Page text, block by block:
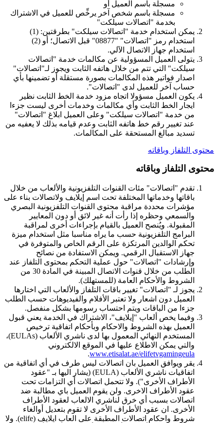
مسجلة باسم العميل أو
مسجلة باسم شخص آخر يرخِّص للعميل في الاشتراك
بخدمة "اتصالات سيلكت"
يمكن استخدام خدمة "اتصالات سيلكت" بطرقتين: (1)
استخدام رمز "اتصالات" "08877" قبل الاتصال؛ أو (2)
استخدام جهاز الاتصال الآلي.
يتولى العميل المسؤولية عن مكالمات خدمة "اتصالات
سيلكت" التي تتم من خلال هاتفه الثابت ويجوز لـ"اتصالات"
اصدار فواتير هذه المكالمات بصورة مستقلة أو تضمينها بأي
حساب آخر للعميل لدى "اتصالات".
يكون العميل مسؤولا اتجاه مزود خدمة الخط الثابت نظير
ايجار الخط الثابت وأي مكالمات وخدمات أخرى ليست جزءا
من خدمة "اتصالات سيلكت" وعلى العميل ابلاغ "اتصالات"
عند تغيير رقم خط هاتفه الثابت وعدم قيامه بذلك لا يعفيه من
تسديد مبالغ المستحقة على المكالمات.
محتوى التلفاز وباقاته
محتوى التلفاز وباقاته
تقدم "اتصالات" مئات القنوات التلفزيونية والألعاب من خلال
باقاتها وخدماتها المختلفة تحت اسم إيلايف ولاتصالات بناء على
مؤشرات محددة مراقبة محتوى القنوات التلفزيونية البصري
والسمعي وحظره إذا رأت أنه غير لائق أو دون المعايير
المقبولة. ويُنصح العميل بالقيام بإجراءات أخرى لمراقبة
البرامج التلفزيونية حسب ما يراه مناسبا مثل استخدام ميزة
تحكم الوالدين المرتكزة على الرقم الخاص والمتوفرة في
جهاز الاستقبال الرقمي. ويمكن الاستفادة من نصائح
وإرشادات "اتصالات" حول عملية التحكم بمحتوى التلفاز عند
الطلب من خلال قنوات الاتصال المبينة في المادة 30 من
الشروط والأحكام العامة (للمستهلك).
يجوز لـ "اتصالات" تغيير باقات التلفاز والألعاب التي اختارها
العميل دون اشعار ولا تعتبر الأفلام والفيديوهات حسب الطلب
جزءا من الباقات ويتم احتساب رسومها بشكل منفصل.
وفيما يخص ألعاب "إيلايف"، الاشتراك في الخدمة يعني قبول
العميل بهذه الشروط والاحكام وبأحكام اتفاقية ترخيص
المستخدم النهائي المعمول بها لدى ناشري الألعاب (EULAs)،
والتي يمكن الاطلاع عليها في الموقع الالكتروني
www.etisalat.ae/elifetvgamingeula
.
يقر ويوافق العميل بان اتصالات ليس طرف في أي اتفاقية من
اتفاقيات ناشري الألعاب (EULA) (يشار اليها بـ "عقود
الأطراف الأخرى"). ولا تتحمل اتصالات أي التزامات تحت
عقود الأطراف الاخرى. ولن يقوم العميل باي مطالبة ضد
اتصالات بسبب أي خرق لناشري الالعاب لعقود الأطراف
الأخرى. ان عقود الأطراف الأخرى لا تقوم بتعديل أوالغاء
شروط واحكام اتصالات المطبقة على العاب ايلايف (elife). ولا